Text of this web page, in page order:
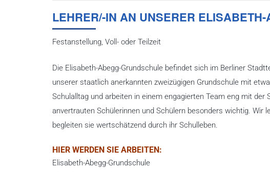
LEHRER/-IN AN UNSERER
Festanstellung, Voll- oder Teilzeit
Die Elisabeth-Abegg-Grundschule befindet sich im Berliner
unserer staatlich anerkannten zweizügigen Grundschule mit
Schulalltag und arbeiten in einem engagierten Team eng mit
anvertrauten Schülerinnen und Schülern besonders wichtig. Wir
begleiten sie wertschätzend durch ihr Schulleben.
HIER WERDEN SIE ARBEITEN:
Elisabeth-Abegg-Grundschule